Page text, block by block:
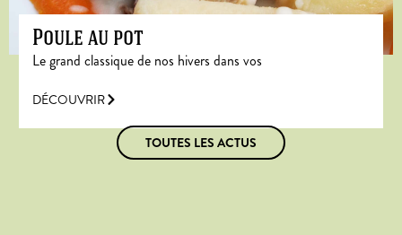
Poule au pot
Le grand classique de nos hivers dans vos
DÉCOUVRIR
TOUTES LES ACTUS